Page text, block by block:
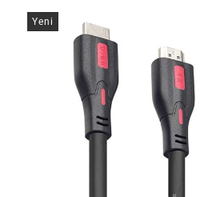
Yeni